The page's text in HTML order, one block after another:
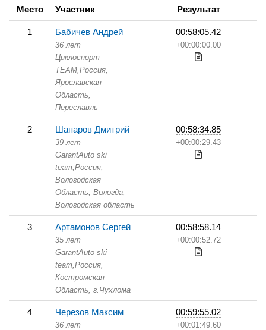
Место Участник Результат
1 Бабичев Андрей
36 лет
Циклоспорт
TEAM,Россия,
Ярославская
Область,
Переславль
00:58:05.42
+00:00:00.00
2 Шапаров Дмитрий
39 лет
GarantAuto ski
team,Россия,
Вологодская
Область, Вологда,
Вологодская область
00:58:34.85
+00:00:29.43
3 Артамонов Сергей
35 лет
GarantAuto ski
team,Россия,
Костромская
Область, г.Чухлома
00:58:58.14
+00:00:52.72
4 Черезов Максим
36 лет
00:59:55.02
+00:01:49.60